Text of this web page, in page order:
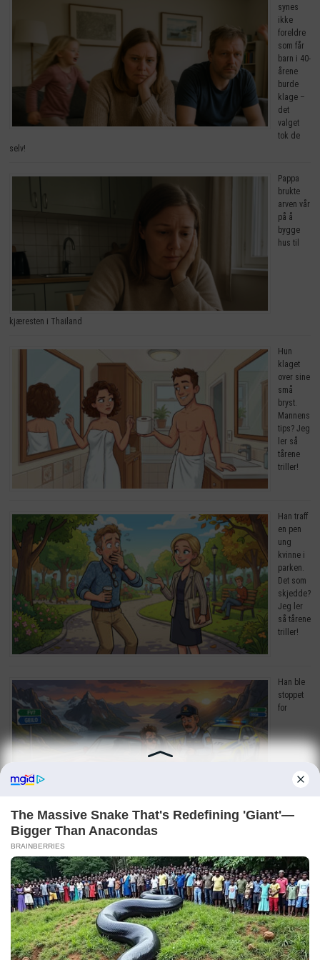
synes
ikke
foreldre
som får
barn i 40-
årene
burde
klage –
det
valget
tok de
selv!
Pappa
brukte
arven vår
på å
bygge
hus til
kjæresten i Thailand
Hun
klaget
over sine
små
bryst.
Mannens
tips? Jeg
ler så
tårene
triller!
Han traff
en pen
ung
kvinne i
parken.
Det som
skjedde?
Jeg ler
så tårene
triller!
Han ble
stoppet
for
råkjøring. Grunnen? Jeg ler så tårene triller!
Copyright © 2026Dagens Beste. Drevet avWordPressogBam.